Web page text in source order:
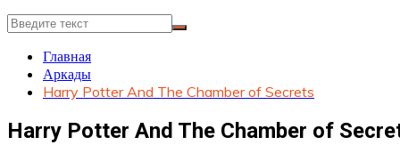
Главная
Аркады
Harry Potter And The Chamber of Secrets
Harry Potter And The Chamber of